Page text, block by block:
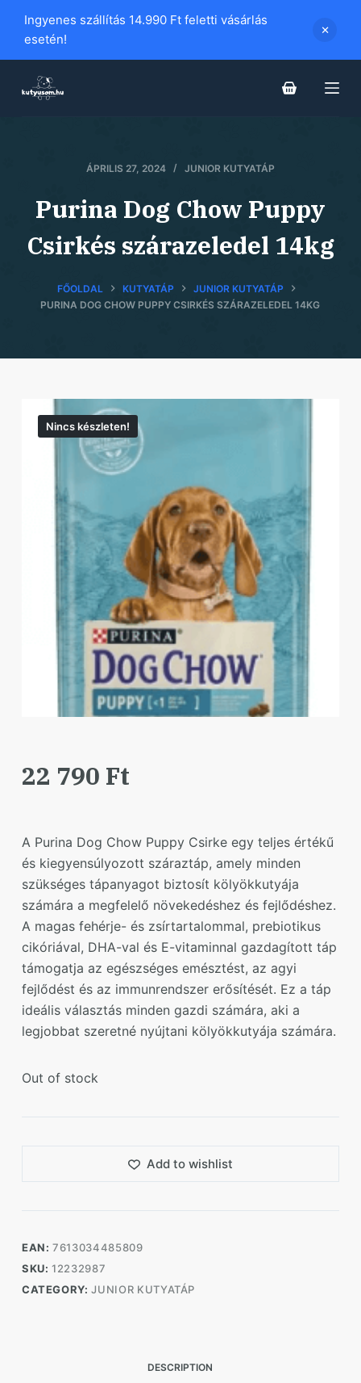
i
Ingyenes szállítás 14.990 Ft feletti vásárlás
esetén!
ÁPRILIS 27, 2024 JUNIOR KUTYATÁP
Purina Dog Chow Puppy
Csirkés szárazeledel 14kg
FŐOLDAL KUTYATÁP
JUNIOR KUTYATÁP
PURINA DOG CHOW PUPPY CSIRKÉS SZÁRAZELEDEL 14KG
Nincs készleten!
22 790 Ft
A Purina Dog Chow Puppy Csirke egy teljes értékű
és kiegyensúlyozott száraztáp, amely minden
szükséges tápanyagot biztosít kölyökkutyája
számára a megfelelő növekedéshez és fejlődéshez.
A magas fehérje- és zsírtartalommal, prebiotikus
cikóriával, DHA-val és E-vitaminnal gazdagított táp
támogatja az egészséges emésztést, az agyi
fejlődést és az immunrendszer erősítését. Ez a táp
ideális választás minden gazdi számára, aki a
legjobbat szeretné nyújtani kölyökkutyája számára.
Out of stock
Add to wishlist
EAN:7613034485809
SKU:12232987
CATEGORY:JUNIOR KUTYATÁP
DESCRIPTION